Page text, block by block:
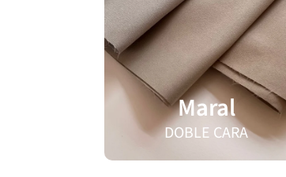
Maral
DOBLE CARA